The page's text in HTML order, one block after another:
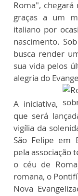
Roma",
graças a um
italiano por
nascimento.
busca render
sua vida pelos
alegria do
A iniciativa,
que será
vigília da
São Felipe em
pela associação
o céu de
romana, o
Nova